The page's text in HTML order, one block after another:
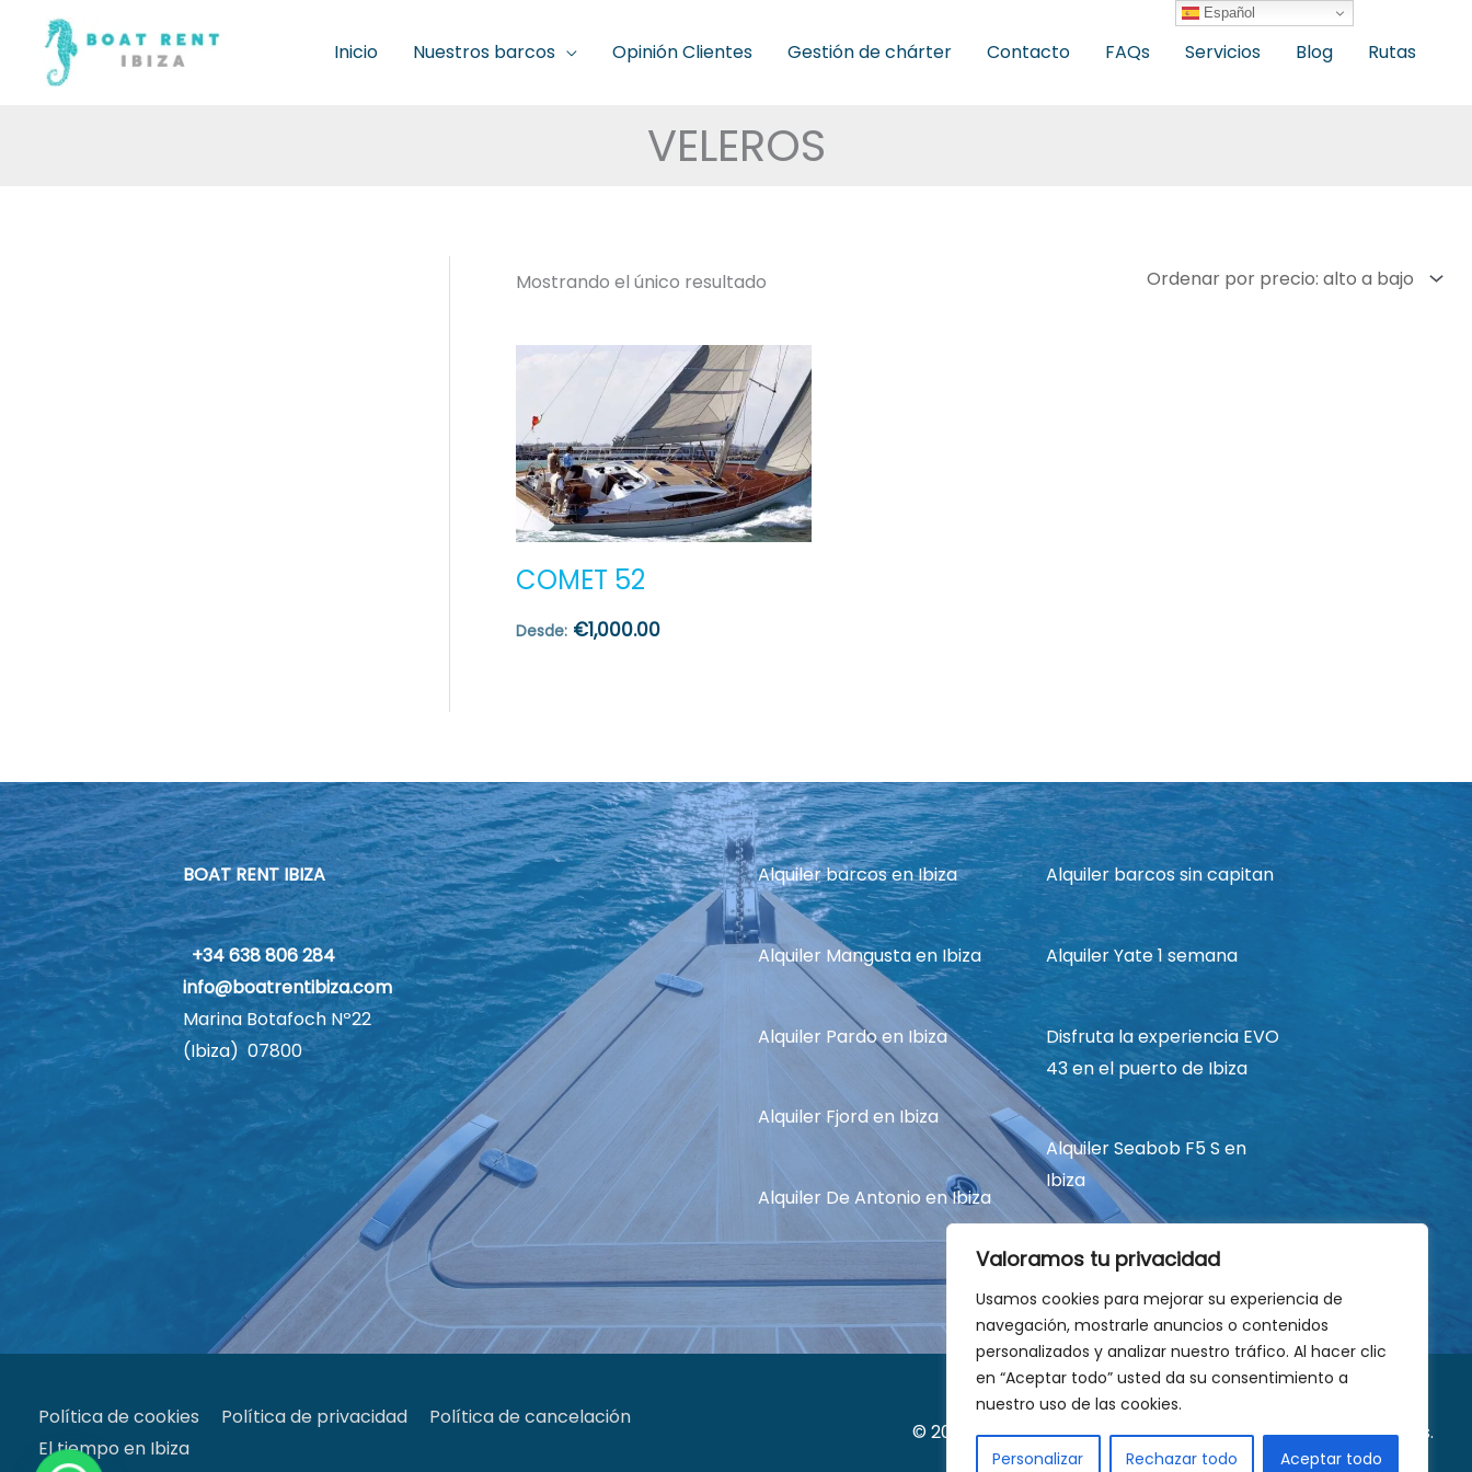
Valoramos tu privacidad
Usamos cookies para mejorar su experiencia de
navegación, mostrarle anuncios o contenidos
personalizados y analizar nuestro tráfico. Al hacer clic
en “Aceptar todo” usted da su consentimiento a
nuestro uso de las cookies.
Personalizar Rechazar todo Aceptar todo
contenido
Inicio Nuestros barcos Opinión Clientes Gestión de chárter Contacto FAQs Servicios Blog Rutas
VELEROS
Mostrando el único resultado
COMET 52
Desde: €1,000.00
BOAT RENT IBIZA
+34 638 806 284
info@boatrentibiza.com
Marina Botafoch Nº22
(Ibiza) 07800
Alquiler barcos en Ibiza
Alquiler Mangusta en Ibiza
Alquiler Pardo en Ibiza
Alquiler Fjord en Ibiza
Alquiler De Antonio en Ibiza
Alquiler barcos sin capitan
Alquiler Yate 1 semana
Disfruta la experiencia EVO
43 en el puerto de Ibiza
Alquiler Seabob F5 S en
Ibiza
Alquiler E-foil en Ibiza
Política de cookies Política de privacidad
Política de cancelación
El tiempo en Ibiza
© 2017-2026 Boat Rent Ibiza. Todos los derechos reservados.
Español